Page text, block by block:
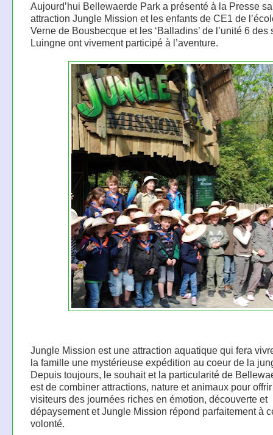
Aujourd’hui Bellewaerde Park a présenté à la Presse
attraction Jungle Mission et les enfants de CE1 de
Verne de Bousbecque et les ‘Balladins’ de l’unité 6 des
Luingne ont vivement participé à l’aventure.
Jungle Mission est une attraction aquatique qui fera
la famille une mystérieuse expédition au coeur de la
Depuis toujours, le souhait et la particularité de
est de combiner attractions, nature et animaux pour
visiteurs des journées riches en émotion, découverte et
dépaysement et Jungle Mission répond parfaitement à
volonté.